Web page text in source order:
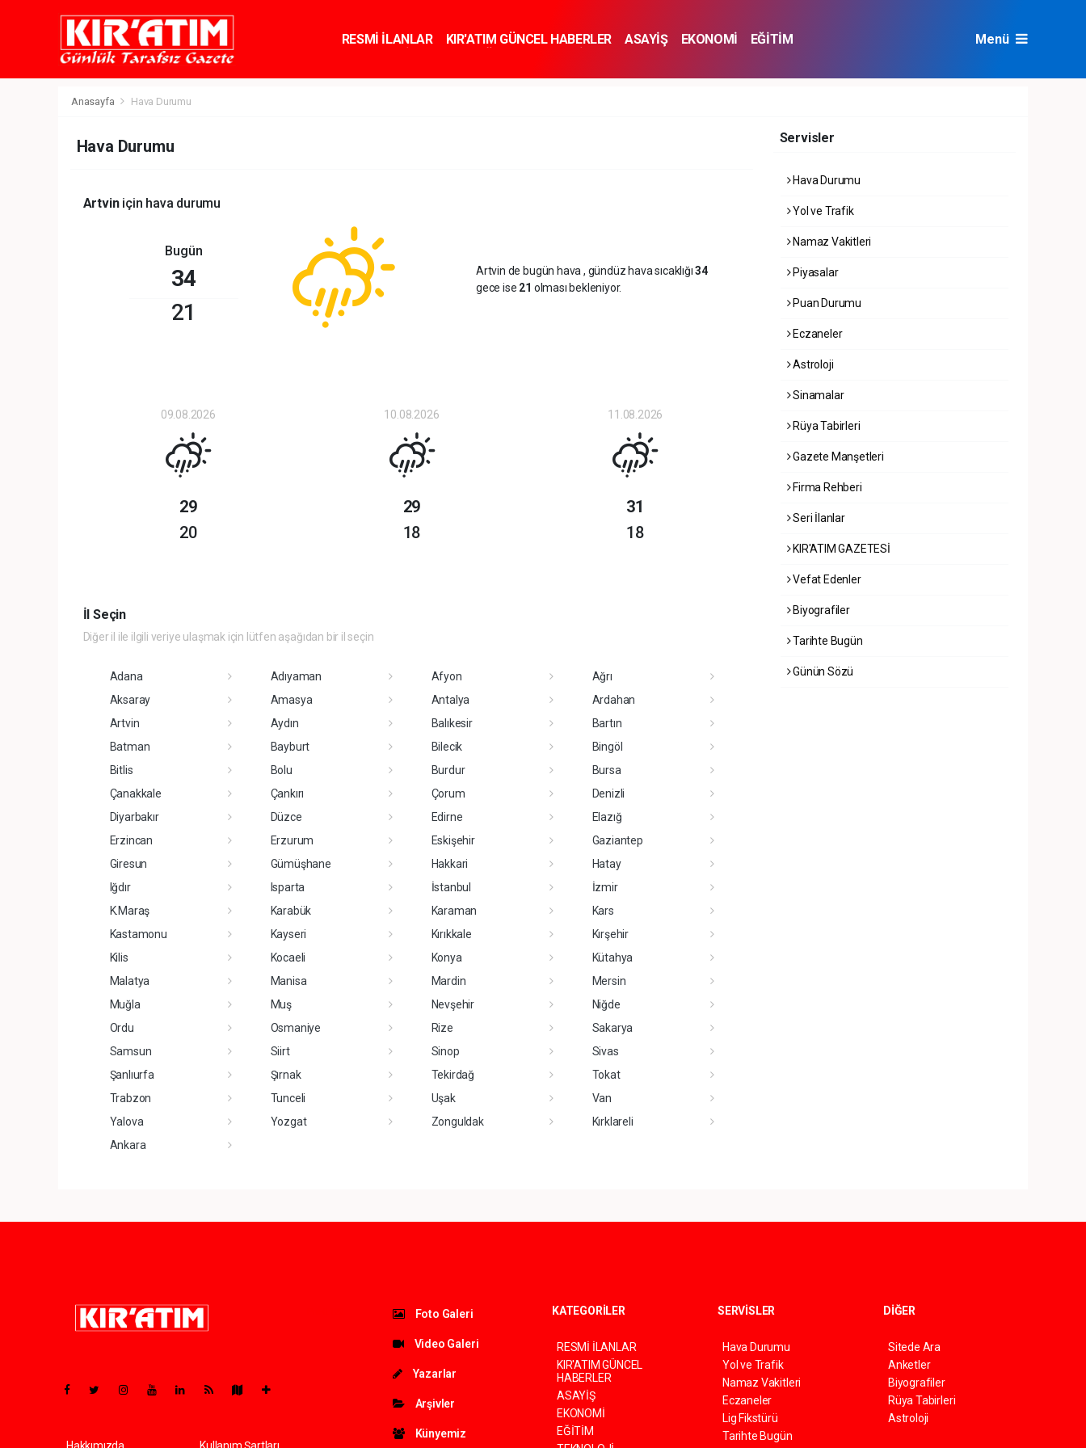
RESMİ İLANLAR KIR'ATIM GÜNCEL HABERLER ASAYİŞ EKONOMİ
EĞİTİM
Menü
Anasayfa Hava Durumu
Hava Durumu
Artviniçin hava durumu
Bugün
34
21
Artvin de bugün hava , gündüz hava sıcaklığı34
gece ise 21 olması bekleniyor.
09.08.2026
29
20
10.08.2026
29
18
11.08.2026
31
18
İl Seçin
Diğer il ile ilgili veriye ulaşmak için lütfen aşağıdan bir il seçin
Adana Adıyaman Afyon
Ağrı
Aksaray
Amasya Antalya
Ardahan
Artvin
Aydın Balıkesir
Bartın
Batman
Bayburt Bilecik
Bingöl
Bitlis
Bolu Burdur
Bursa
Çanakkale
Çankırı Çorum
Denizli
Diyarbakır
Düzce Edirne
Elazığ
Erzincan
Erzurum Eskişehir
Gaziantep
Giresun
Gümüşhane Hakkari
Hatay
Iğdır
Isparta İstanbul
İzmir
K.Maraş
Karabük Karaman
Kars
Kastamonu
Kayseri Kırıkkale
Kırşehir
Kilis
Kocaeli Konya
Kütahya
Malatya
Manisa Mardin
Mersin
Muğla
Muş Nevşehir
Niğde
Ordu
Osmaniye Rize
Sakarya
Samsun
Siirt Sinop
Sivas
Şanlıurfa
Şırnak Tekirdağ
Tokat
Trabzon
Tunceli Uşak
Van
Yalova
Yozgat Zonguldak
Kırklareli
Ankara
Servisler
Hava Durumu
Yol ve Trafik
Namaz Vakitleri
Piyasalar
Puan Durumu
Eczaneler
Astroloji
Sinamalar
Rüya Tabirleri
Gazete Manşetleri
Firma Rehberi
Seri İlanlar
KIR'ATIM GAZETESİ
Vefat Edenler
Biyografiler
Tarihte Bugün
Günün Sözü
Hakkımızda Kullanım Şartları
Foto Galeri
Video Galeri
Yazarlar
Arşivler
Künyemiz
KATEGORİLER
RESMİ İLANLAR
KIR'ATIM GÜNCEL
HABERLER
ASAYİŞ
EKONOMİ
EĞİTİM
SERVİSLER
Hava Durumu
Yol ve Trafik
Namaz Vakitleri
Eczaneler
Lig Fikstürü
Tarihte Bugün
DİĞER
Sitede Ara
Anketler
Biyografiler
Rüya Tabirleri
Astroloji